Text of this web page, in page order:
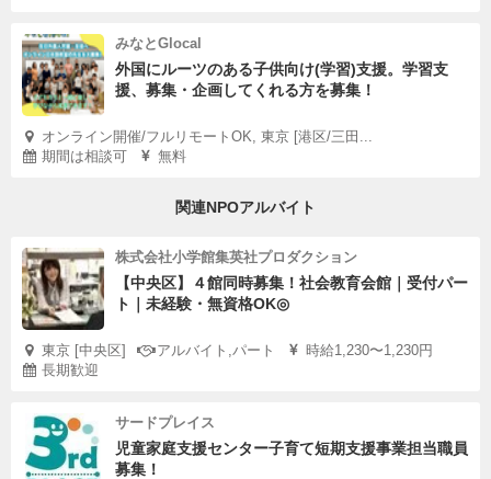
みなとGlocal
外国にルーツのある子供向け(学習)支援。学習支
援、募集・企画してくれる方を募集！
オンライン開催/フルリモートOK, 東京 [港区/三田...
期間は相談可
無料
関連NPOアルバイト
株式会社小学館集英社プロダクション
【中央区】４館同時募集！社会教育会館｜受付パー
ト｜未経験・無資格OK◎
東京 [中央区] アルバイト,パート
時給1,230〜1,230円
長期歓迎
サードプレイス
児童家庭支援センター子育て短期支援事業担当職員
募集！